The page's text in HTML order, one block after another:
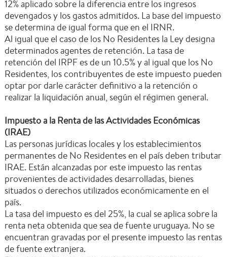
12% aplicado sobre la diferencia entre los ingresos
devengados y los gastos admitidos. La base del impuesto
se determina de igual forma que en el IRNR.
Al igual que el caso de los No Residentes la Ley designa
determinados agentes de retención. La tasa de
retención del IRPF es de un 10.5% y al igual que los No
Residentes, los contribuyentes de este impuesto pueden
optar por darle carácter definitivo a la retención o
realizar la liquidación anual, según el régimen general.
Impuesto a la Renta de las Actividades Económicas
(IRAE)
Las personas jurídicas locales y los establecimientos
permanentes de No Residentes en el país deben tributar
IRAE. Están alcanzadas por este impuesto las rentas
provenientes de actividades desarrolladas, bienes
situados o derechos utilizados económicamente en el
país.
La tasa del impuesto es del 25%, la cual se aplica sobre la
renta neta obtenida que sea de fuente uruguaya. No se
encuentran gravadas por el presente impuesto las rentas
de fuente extranjera.